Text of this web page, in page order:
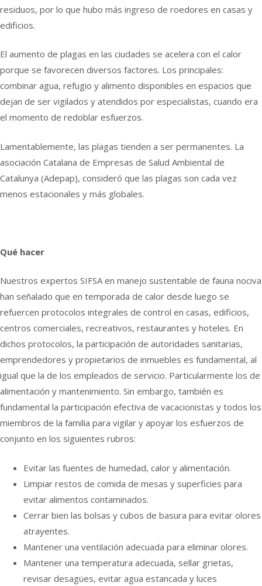
residuos, por lo que hubo más ingreso de roedores en casas y
edificios.
El aumento de plagas en las ciudades se acelera con el calor
porque se favorecen diversos factores. Los principales:
combinar agua, refugio y alimento disponibles en espacios que
dejan de ser vigilados y atendidos por especialistas, cuando era
el momento de redoblar esfuerzos.
Lamentablemente, las plagas tienden a ser permanentes. La
asociación Catalana de Empresas de Salud Ambiental de
Catalunya (Adepap), consideró que las plagas son cada vez
menos estacionales y más globales.
Qué hacer
Nuestros expertos SIFSA en manejo sustentable de fauna nociva
han señalado que en temporada de calor desde luego se
refuercen protocolos integrales de control en casas, edificios,
centros comerciales, recreativos, restaurantes y hoteles. En
dichos protocolos, la participación de autoridades sanitarias,
emprendedores y propietarios de inmuebles es fundamental, al
igual que la de los empleados de servicio. Particularmente los de
alimentación y mantenimiento. Sin embargo, también es
fundamental la participación efectiva de vacacionistas y todos los
miembros de la familia para vigilar y apoyar los esfuerzos de
conjunto en los siguientes rubros:
Evitar las fuentes de humedad, calor y alimentación.
Limpiar restos de comida de mesas y superficies para
evitar alimentos contaminados.
Cerrar bien las bolsas y cubos de basura para evitar olores
atrayentes.
Mantener una ventilación adecuada para eliminar olores.
Mantener una temperatura adecuada, sellar grietas,
revisar desagües, evitar agua estancada y luces